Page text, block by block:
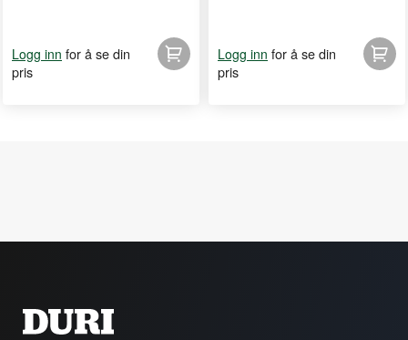
Logg inn for å se din
pris
Logg inn for å se din
pris